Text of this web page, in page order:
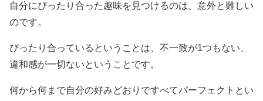
自分にぴったり合った趣味を見つけるのは、意外と難しい
のです。
ぴったり合っているということは、不一致が1つもない、
違和感が一切ないということです。
何から何まで自分の好みどおりですべてパーフェクトとい